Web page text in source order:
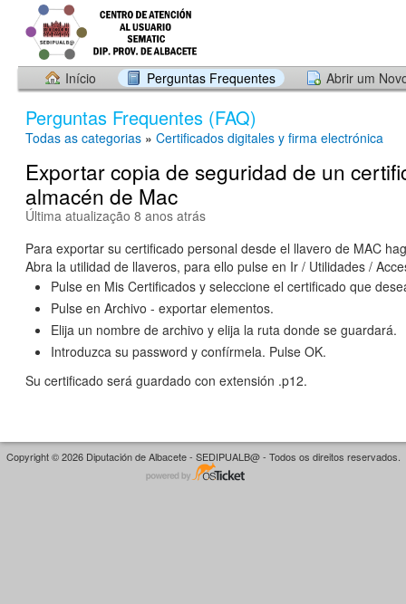
Início Perguntas Frequentes Abrir um
Perguntas Frequentes (FAQ)
Todas as categorias » Certificados digitales y firma electrónica
Exportar copia de seguridad de un
almacén de Mac
Última atualização 8 anos atrás
Para exportar su certificado personal desde el llavero de MAC
Abra la utilidad de llaveros, para ello pulse en Ir / Utilidades /
Pulse en Mis Certificados y seleccione el certificado que
Pulse en Archivo - exportar elementos.
Elija un nombre de archivo y elija la ruta donde se guardará.
Introduzca su password y confírmela. Pulse OK.
Su certificado será guardado con extensión .p12.
Copyright © 2026 Diputación de Albacete - SEDIPUALB@ - Todos os direitos reservados.